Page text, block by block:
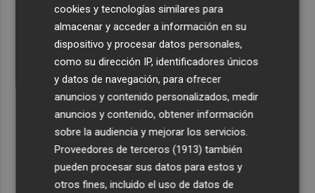
España restablece los controles fronterizos a los
viajeros procedentes de Italia
El homenaje a Ferran Torres en Foios, en imágenes
Ferran Torres, recibido con un baño de masas en su
pueblo: "Allá donde voy siempre digo que soy de Foios"
Foios se vuelca con Ferran Torres
Las '200 vidas' que llevaron a Paco Rabal de Águilas a la
cookies y tecnologías similares para
almacenar y acceder a información en su
dispositivo y procesar datos personales,
como su dirección IP, identificadores únicos
y datos de navegación, para ofrecer
anuncios y contenido personalizados, medir
anuncios y contenido, obtener información
sobre la audiencia y mejorar los servicios.
Proveedores de terceros (1913) también
pueden procesar sus datos para estos y
otros fines, incluido el uso de datos de